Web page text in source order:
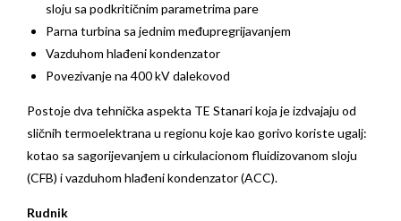
sloju sa podkritičnim parametrima pare
Parna turbina sa jednim međupregrijavanjem
Vazduhom hlađeni kondenzator
Povezivanje na 400 kV dalekovod
Postoje dva tehnička aspekta TE Stanari koja je izdvajaju od
sličnih termoelektrana u regionu koje kao gorivo koriste ugalj:
kotao sa sagorijevanjem u cirkulacionom fluidizovanom sloju
(CFB) i vazduhom hlađeni kondenzator (ACC).
Rudnik